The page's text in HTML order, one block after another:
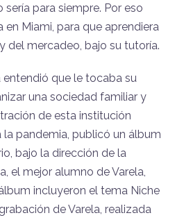
sería para siempre. Por eso
en Miami, para que aprendiera
del mercadeo, bajo su tutoría.
entendió que le tocaba su
una sociedad familiar y
de esta institución
la pandemia, publicó un álbum
bajo la dirección de la
el mejor alumno de Varela,
incluyeron el tema Niche
de Varela, realizada